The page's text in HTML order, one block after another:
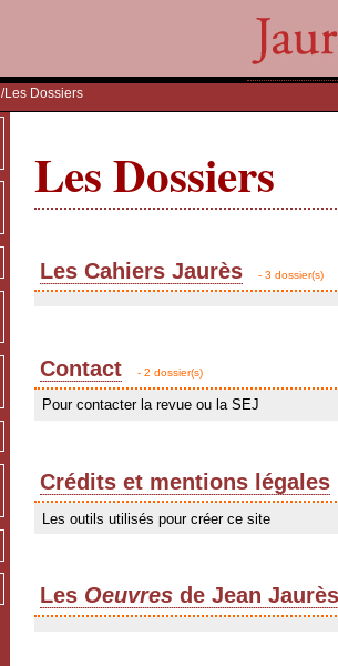
/Les Dossiers
Les Dossiers
Les Cahiers Jaurès - 3 dossier(s)
Contact - 2 dossier(s)
Pour contacter la revue ou la SEJ
Crédits et mentions légales
Les outils utilisés pour créer ce site
Les Oeuvres de Jean